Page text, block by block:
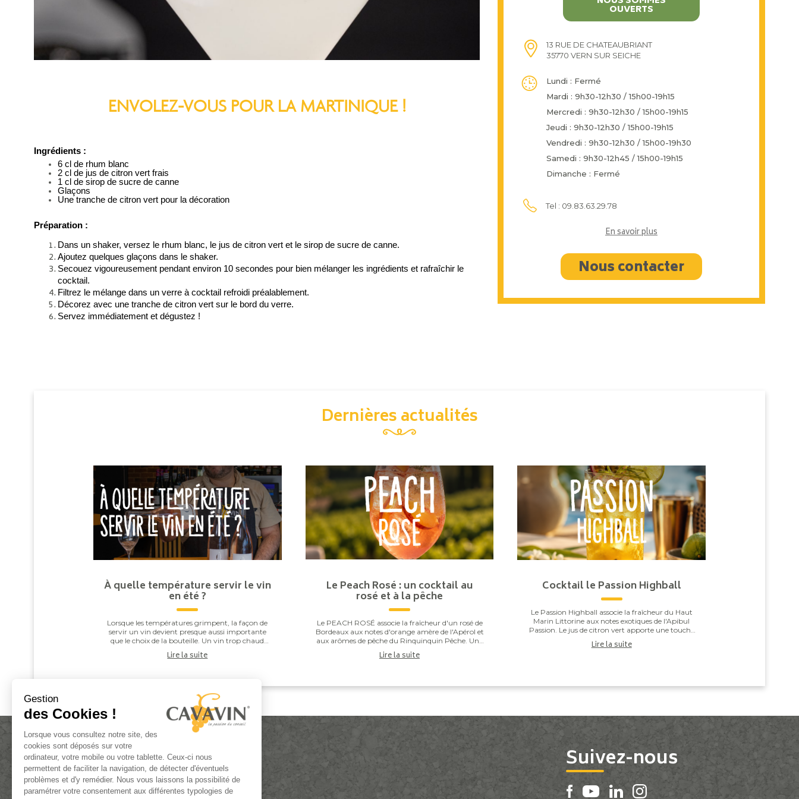
ENVOLEZ-VOUS POUR LA MARTINIQUE !
Ingrédients :
6 cl de rhum blanc
2 cl de jus de citron vert frais
1 cl de sirop de sucre de canne
Glaçons
Une tranche de citron vert pour la décoration
Préparation :
Dans un shaker, versez le rhum blanc, le jus de citron vert et le sirop de sucre de canne.
Ajoutez quelques glaçons dans le shaker.
Secouez vigoureusement pendant environ 10 secondes pour bien mélanger les ingrédients et rafraîchir le
cocktail.
Filtrez le mélange dans un verre à cocktail refroidi préalablement.
Décorez avec une tranche de citron vert sur le bord du verre.
Servez immédiatement et dégustez !
OUVERTS
13 RUE DE CHATEAUBRIANT
35770 VERN SUR SEICHE
Lundi : Fermé
Mardi : 9h30-12h30 / 15h00-19h15
Mercredi : 9h30-12h30 / 15h00-19h15
Jeudi : 9h30-12h30 / 15h00-19h15
Vendredi : 9h30-12h30 / 15h00-19h30
Samedi : 9h30-12h45 / 15h00-19h15
Dimanche : Fermé
Tel : 09.83.63.29.78
En savoir plus
Nous contacter
Dernières actualités
À quelle température servir le vin
en été ?
Lorsque les températures grimpent, la façon de
servir un vin devient presque aussi importante
que le choix de la bouteille. Un vin trop chaud
paraît souvent plus alcooleux, tandis qu’un vin
trop ...
Lire la suite
Le Peach Rosé : un cocktail au
rosé et à la pêche
Le PEACH ROSÉ associe la fraîcheur d'un rosé de
Bordeaux aux notes d'orange amère de l'Apérol et
aux arômes de pêche du Rinquinquin Pêche. Une
touche d'eau pétillante vient apporter légèreté et
v...
Lire la suite
Cocktail le Passion Highball
Le Passion Highball associe la fraîcheur du Haut
Marin Littorine aux notes exotiques de l'Apibul
Passion. Le jus de citron vert apporte une touche
de vivacité qui équilibre l'ensemble, pour un co...
Lire la suite
ACTUALITÉS
Suivez-nous
Gestion
des Cookies !
Lorsque vous consultez notre site, des
cookies sont déposés sur votre
ordinateur, votre mobile ou votre tablette. Ceux-ci nous
permettent de faciliter la navigation, de détecter d'éventuels
problèmes et d'y remédier. Nous vous laissons la possibilité de
paramétrer votre consentement aux différentes typologies de